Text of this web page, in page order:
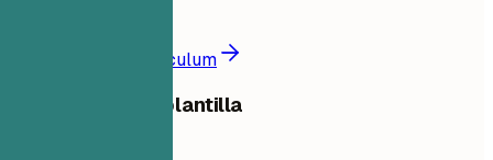
Crea un mejor currículum
Compartir esta plantilla